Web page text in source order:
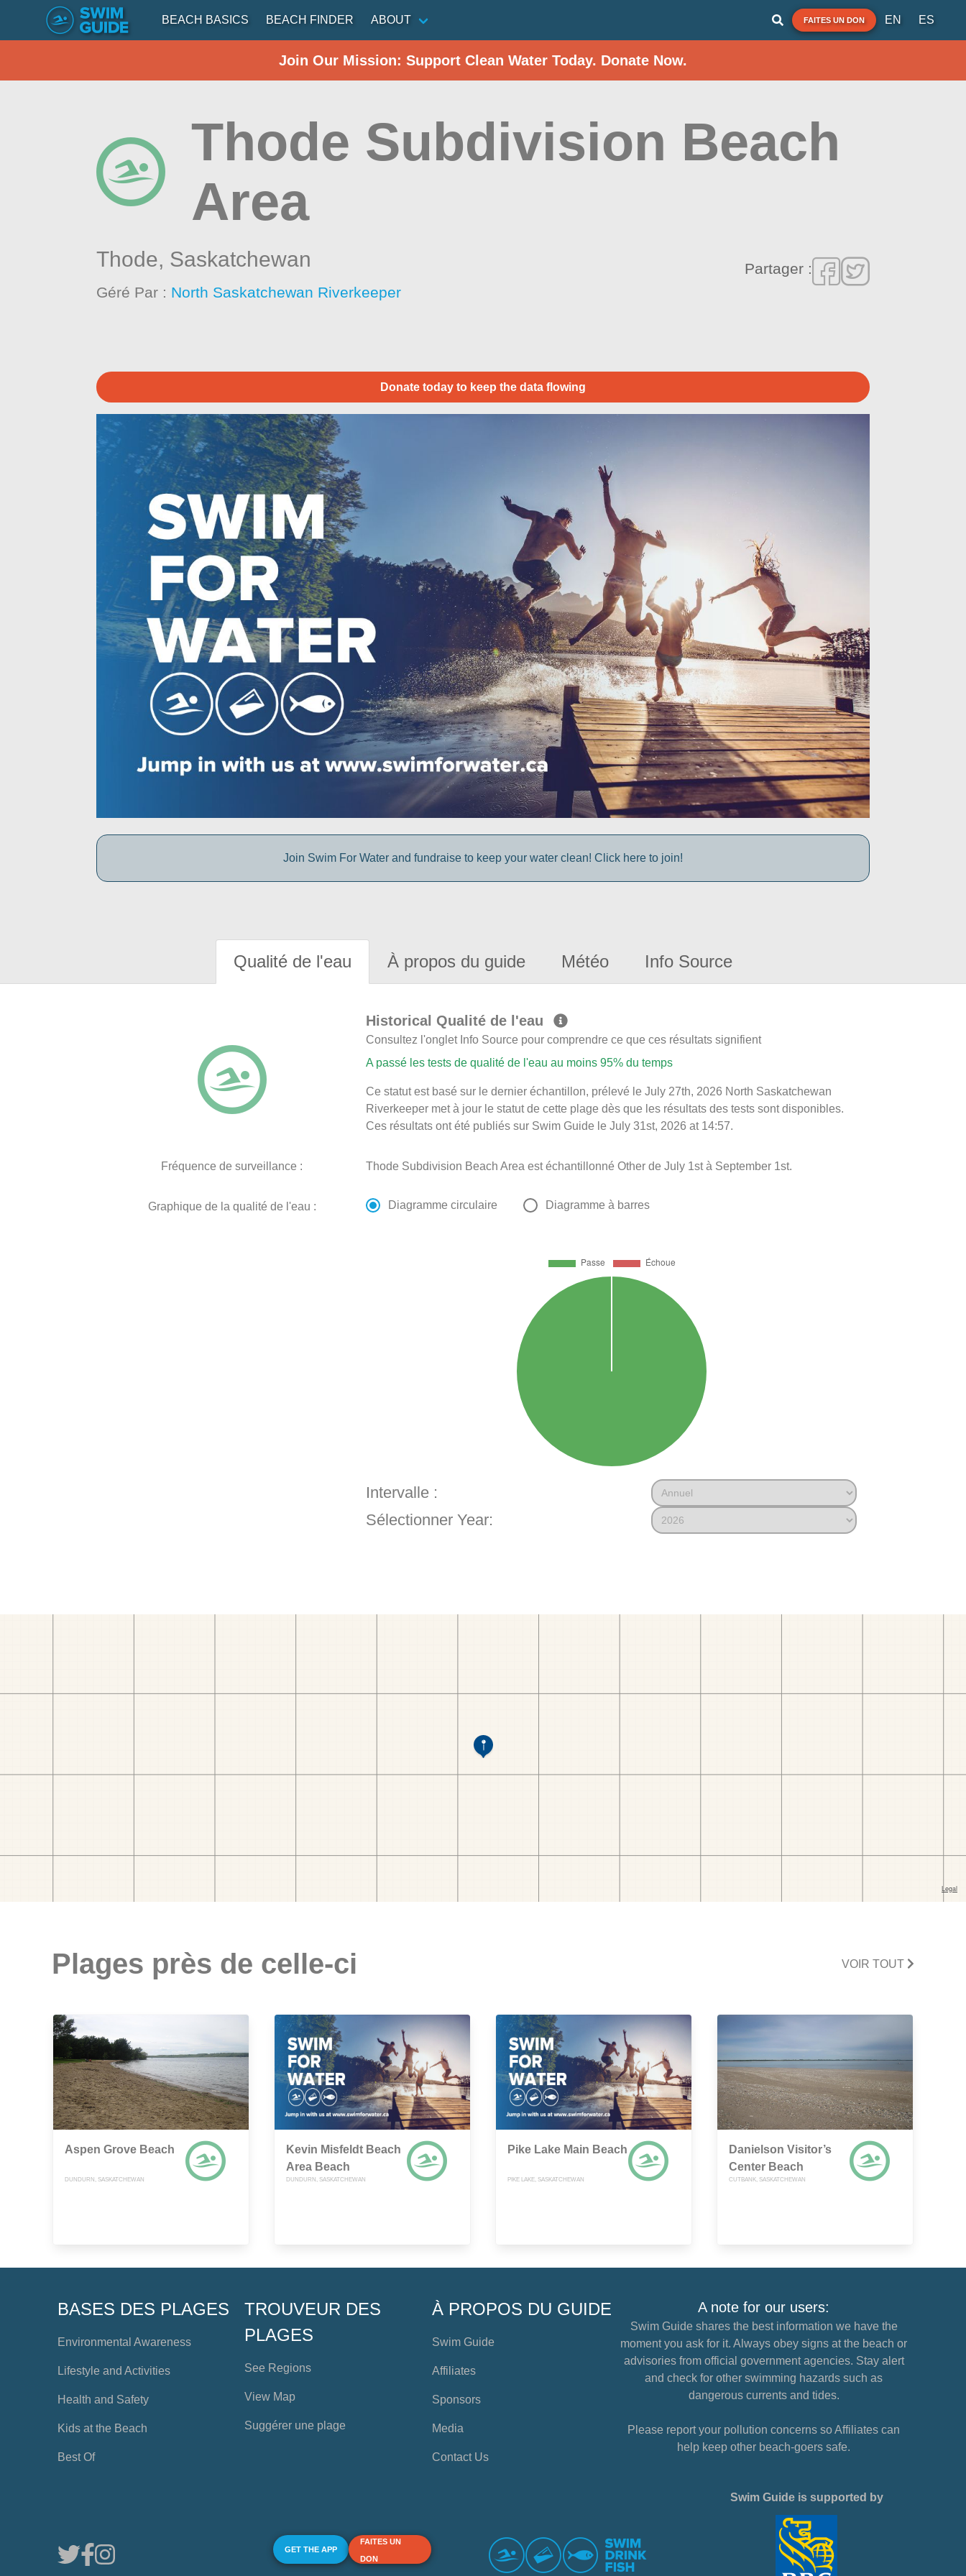
BEACH BASICS BEACH FINDER ABOUT FAITES UN DON EN ES
Join Our Mission: Support Clean Water Today. Donate Now.
Thode Subdivision Beach
Area
Thode, Saskatchewan
Géré Par : North Saskatchewan Riverkeeper
Partager :
Donate today to keep the data flowing
Join Swim For Water and fundraise to keep your water clean! Click here to join!
Qualité de l'eau À propos du guide Météo Info Source
Historical Qualité de l'eau
Consultez l'onglet Info Source pour comprendre ce que ces résultats signifient
A passé les tests de qualité de l'eau au moins 95% du temps
Ce statut est basé sur le dernier échantillon, prélevé le July 27th, 2026 North Saskatchewan
Riverkeeper met à jour le statut de cette plage dès que les résultats des tests sont disponibles.
Ces résultats ont été publiés sur Swim Guide le July 31st, 2026 at 14:57.
Fréquence de surveillance : Thode Subdivision Beach Area est échantillonné Other de July 1st à September 1st.
Graphique de la qualité de l'eau : Diagramme circulaire Diagramme à barres
Intervalle :
Sélectionner Year:
Plages près de celle-ci VOIR TOUT
Aspen Grove Beach
DUNDURN, SASKATCHEWAN
Kevin Misfeldt Beach
Area Beach
DUNDURN, SASKATCHEWAN
Pike Lake Main Beach
PIKE LAKE, SASKATCHEWAN
Danielson Visitor’s
Center Beach
CUTBANK, SASKATCHEWAN
BASES DES PLAGES
Environmental Awareness
Lifestyle and Activities
Health and Safety
Kids at the Beach
Best Of
TROUVEUR DES
PLAGES
See Regions
View Map
Suggérer une plage
À PROPOS DU GUIDE
Swim Guide
Affiliates
Sponsors
Media
Contact Us
A note for our users:
Swim Guide shares the best information we have the
moment you ask for it. Always obey signs at the beach or
advisories from official government agencies. Stay alert
and check for other swimming hazards such as
dangerous currents and tides.
Please report your pollution concerns so Affiliates can
help keep other beach-goers safe.
GET THE APP
FAITES UN
DON
Swim Guide is supported by